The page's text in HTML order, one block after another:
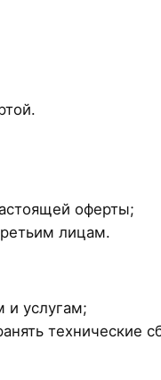
оферты;
лицам.
и услугам;
технические